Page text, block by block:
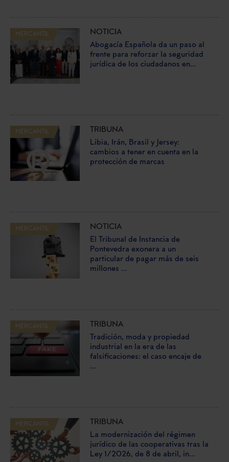
MERCANTIL
NOTICIA
Abogacía Española da un paso al
frente para reforzar la seguridad
jurídica de los ciudadanos en...
MERCANTIL
TRIBUNA
Libia, Irán, Brasil y Jersey:
cambios a tener en cuenta en la
protección de marcas
MERCANTIL
NOTICIA
El Tribunal de Instancia de
Pontevedra exonera a un
particular de pagar más de seis
millones ...
MERCANTIL
TRIBUNA
Tradición, moda y propiedad
industrial en la era de las
falsificaciones: el caso encaje de
...
MERCANTIL
TRIBUNA
La modernización del régimen
jurídico de las cooperativas tras la
Ley 1/2026, de 8 de abril, in...